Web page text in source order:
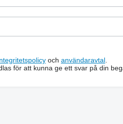
och användaravtal.
för att kunna ge ett svar på din